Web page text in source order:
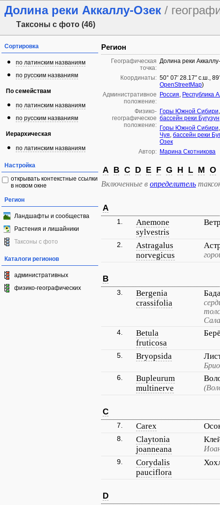
Долина реки Аккаллу-Озек /
Таксоны с фото (46)
Сортировка
по латинским названиям
по русским названиям
По семействам
по латинским названиям
по русским названиям
Иерархическая
по латинским названиям
Настройка
открывать контекстные ссылки
в новом окне
Регион
Ландшафты и сообщества
Растения и лишайники
Таксоны с фото
Каталоги регионов
административных
физико-географических
Регион
Географическая
точка:
Долина реки
Координаты: 50° 07′ 28.17″ с.ш.,
OpenStreetMap)
Административное
положение:
Россия, Республика
Физико-
географическое
положение:
Горы Южной Сибири
бассейн реки Бугузун
Горы Южной Сибири
Чуя, бассейн реки
Озек
Автор: Марина Скотникова
A B C D E F G H L M O
Включенные в определитель
A
1.
Anemone
sylvestris
2.
Astragalus
norvegicus
B
3.
Bergenia
crassifolia
4.
Betula
fruticosa
5. Bryopsida
6.
Bupleurum
multinerve
C
7. Carex
8.
Claytonia
joanneana
9.
Corydalis
pauciflora
D